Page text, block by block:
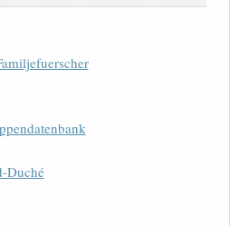
Duché